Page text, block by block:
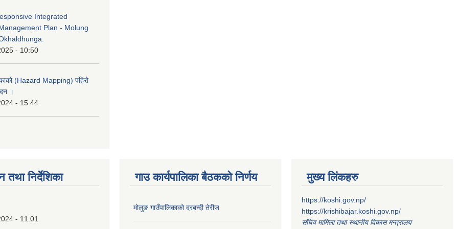
Integrated
Plan - Molung
- 10:50
(Hazard Mapping) पहिरो
।
- 15:44
निर्देशिका
- 11:01
गाउ कार्यपालिका बैठकको निर्णय
मोलुङ गाउँपालिकाको दरबन्दी तेरीज
मुख्य लिंकहरु
https://koshi.gov.np/
https://krishibajar.koshi.gov.np/
संघिय मामिला तथा स्थानीय विकास मन्त्रालय